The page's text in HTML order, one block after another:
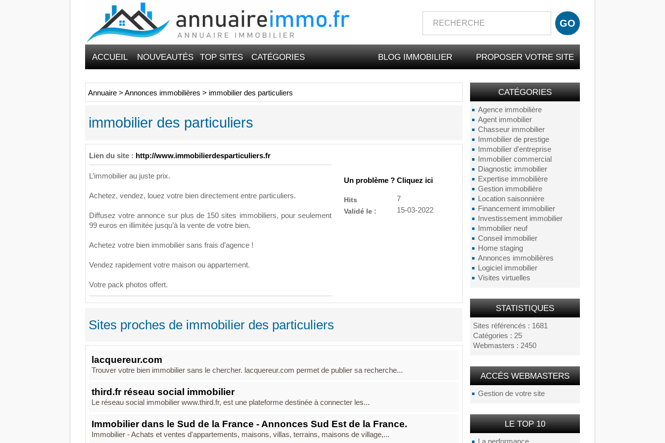
ACCUEIL NOUVEAUTÉS TOP SITES CATÉGORIES PROPOSER VOTRE SITE
BLOG IMMOBILIER
CATÉGORIES
Agence immobilière
Agent immobilier
Chasseur immobilier
Immobilier de prestige
Immobilier d'entreprise
Immobilier commercial
Diagnostic immobilier
Expertise immobilière
Gestion immobilière
Location saisonnière
Financement immobilier
Investissement immobilier
Immobilier neuf
Conseil immobilier
Home staging
Annonces immobilières
Logiciel immobilier
Visites virtuelles
STATISTIQUES
Sites référencés : 1681
Catégories : 25
Webmasters : 2450
ACCÉS WEBMASTERS
Gestion de votre site
LE TOP 10
Annuaire > Annonces immobilières > immobilier des particuliers
immobilier des particuliers
Lien du site : http://www.immobilierdesparticuliers.fr
L’immobilier au juste prix.
Achetez, vendez, louez votre bien directement entre particuliers.
Diffusez votre annonce sur plus de 150 sites immobiliers, pour seulement
99 euros en illimitée jusqu’à la vente de votre bien.
Achetez votre bien immobilier sans frais d’agence !
Vendez rapidement votre maison ou appartement.
Votre pack photos offert.
Un problème ? Cliquez ici
Hits
7
Validé le :
15-03-2022
Sites proches de immobilier des particuliers
lacquereur.com
Trouver votre bien immobilier sans le chercher. lacquereur.com permet de publier sa recherche...
third.fr réseau social immobilier
Le réseau social immobilier www.third.fr, est une plateforme destinée à connecter les...
Immobilier dans le Sud de la France - Annonces Sud Est de la France.
Immobilier - Achats et ventes d'appartements, maisons, villas, terrains, maisons de village,...